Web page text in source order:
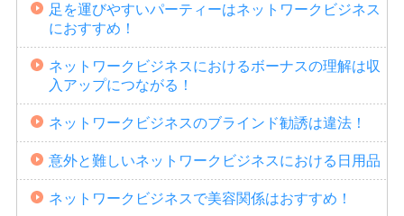
足を運びやすいパーティーはネットワークビジネス
におすすめ！
ネットワークビジネスにおけるボーナスの理解は収
入アップにつながる！
ネットワークビジネスのブラインド勧誘は違法！
意外と難しいネットワークビジネスにおける日用品
ネットワークビジネスで美容関係はおすすめ！